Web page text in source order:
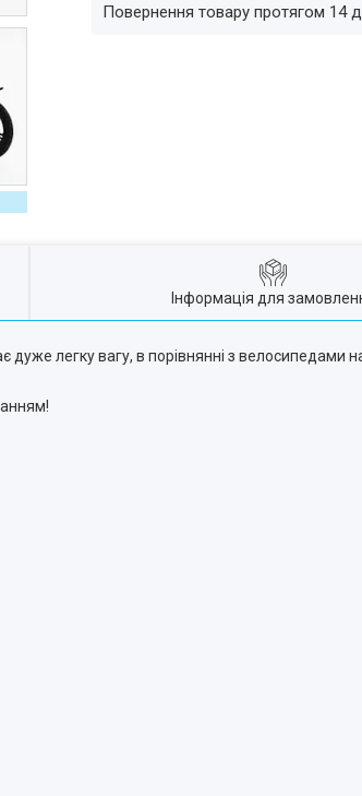
повернення товару протягом 14
Інформація для
легку вагу, в порівнянні з велосипедами